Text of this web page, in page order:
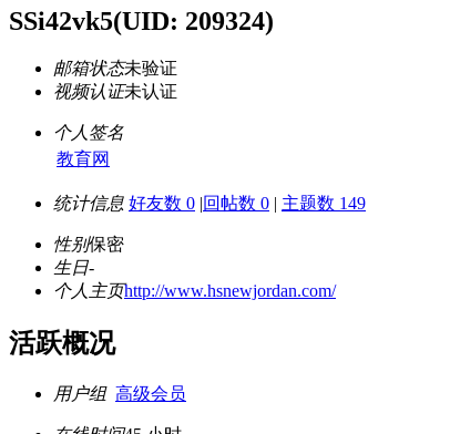
SSi42vk5(UID: 209324)
邮箱状态未验证
视频认证未认证
个人签名
教育网
统计信息 好友数 0 |回帖数 0 | 主题数 149
性别保密
生日-
个人主页http://www.hsnewjordan.com/
活跃概况
用户组 高级会员